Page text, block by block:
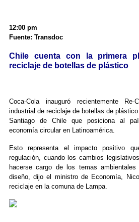
12:00 pm
Fuente: Transdoc
Chile cuenta con la primera
reciclaje de botellas de plástico
Coca-Cola inauguró recientemente
industrial de reciclaje de botellas de
Santiago de Chile que posiciona al
economía circular en Latinoamérica.
Esto representa el impacto positivo
regulación, cuando los cambios
hacerse cargo de los temas
diseño, dijo el ministro de Economía,
reciclaje en la comuna de Lampa.